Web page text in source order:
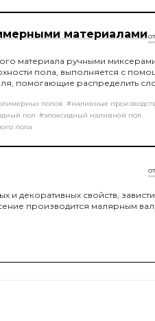
материаламиот
материала ручными
пола, выполняется с
помогающие распределить
полов #наливные
пол #эпоксидный наливной пол
пола
от
декоративных свойств,
производится малярным